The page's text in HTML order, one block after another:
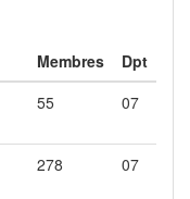
Membres
Dpt
55 07
278 07